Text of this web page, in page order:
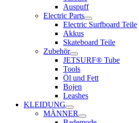
Auspuff
Electric Parts
Electric Surfboard Teile
Akkus
Skateboard Teile
Zubehör
JETSURF® Tube
Tools
Öl und Fett
Bojen
Leashes
KLEIDUNG
MÄNNER